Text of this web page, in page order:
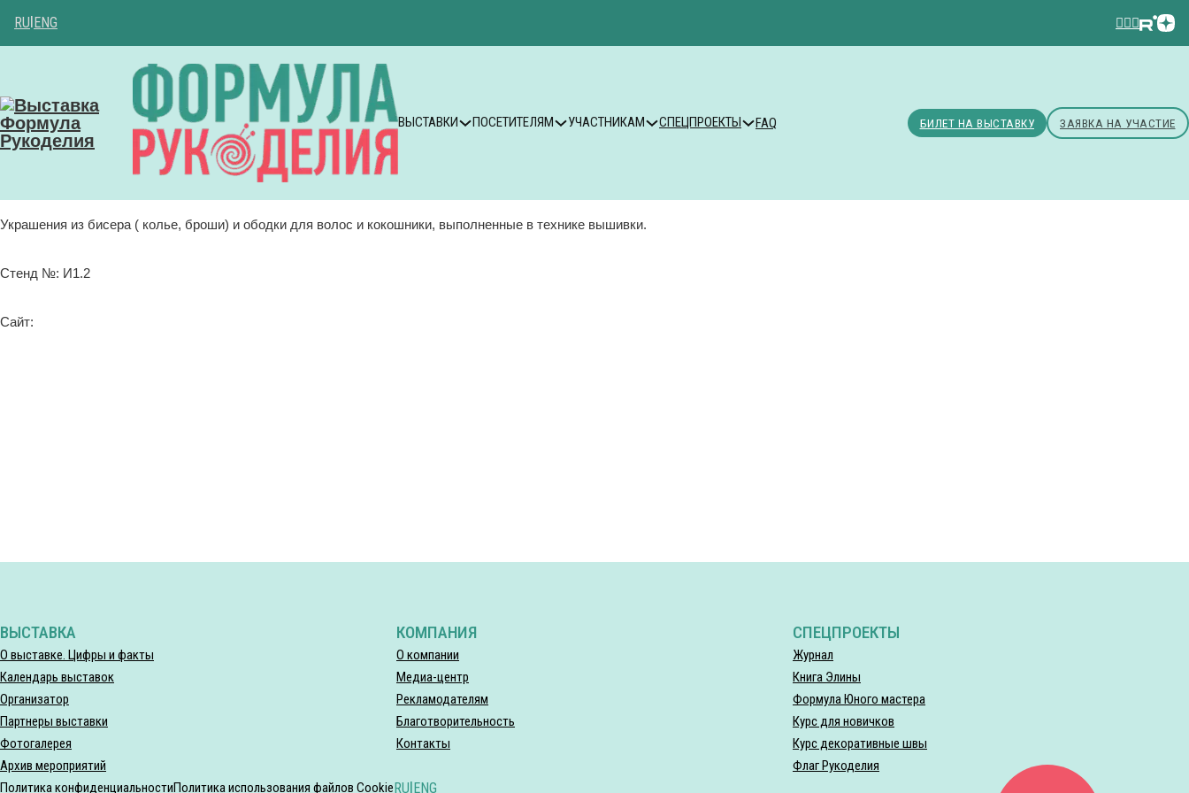
RU ENG
ВЫСТАВКИ ПОСЕТИТЕЛЯМ УЧАСТНИКАМ СПЕЦПРОЕКТЫ FAQ БИЛЕТ НА ВЫСТАВКУ ЗАЯВКА НА УЧАСТИЕ
Украшения из бисера ( колье, броши) и ободки для волос и кокошники, выполненные в технике вышивки.
Стенд №: И1.2
Сайт:
ВЫСТАВКА
О выставке. Цифры и факты
Календарь выставок
Организатор
Партнеры выставки
Фотогалерея
Архив мероприятий
КОМПАНИЯ
О компании
Медиа-центр
Рекламодателям
Благотворительность
Контакты
СПЕЦПРОЕКТЫ
Журнал
Книга Элины
Формула Юного мастера
Курс для новичков
Курс декоративные швы
Флаг Рукоделия
Политика конфиденциальностиПолитика использования файлов CookieRU|ENG